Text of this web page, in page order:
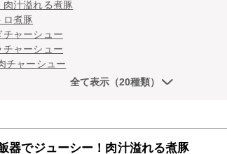
汁溢れる煮豚
ロ煮豚
ャーシュー
チャーシュー
チャーシュー
全て表示（20種類）
器でジューシー！肉汁溢れる煮豚